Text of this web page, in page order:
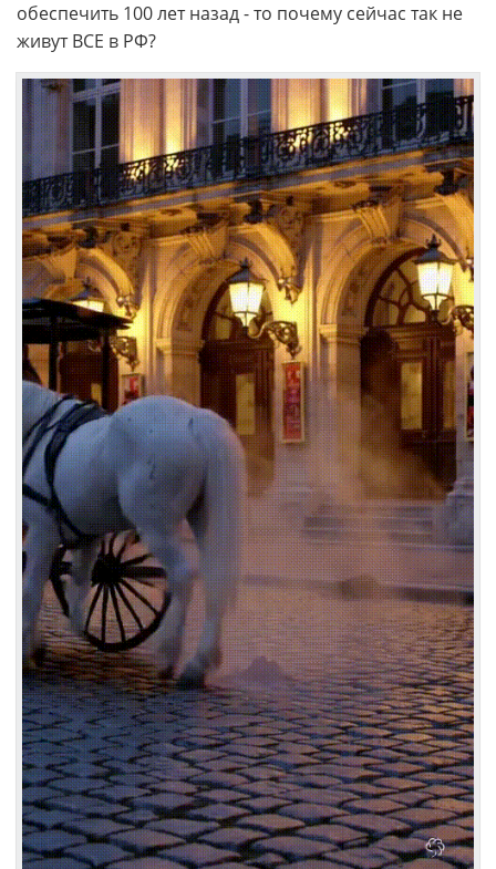
обеспечить 100 лет назад - то почему сейчас так не
живут ВСЕ в РФ?